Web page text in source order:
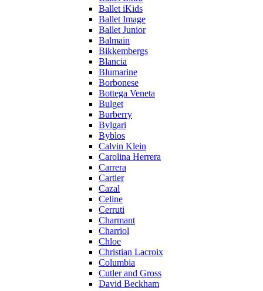
Ballet iKids
Ballet Image
Ballet Junior
Balmain
Bikkembergs
Blancia
Blumarine
Borbonese
Bottega Veneta
Bulget
Burberry
Bvlgari
Byblos
Calvin Klein
Carolina Herrera
Carrera
Cartier
Cazal
Celine
Cerruti
Charmant
Charriol
Chloe
Christian Lacroix
Columbia
Cutler and Gross
David Beckham